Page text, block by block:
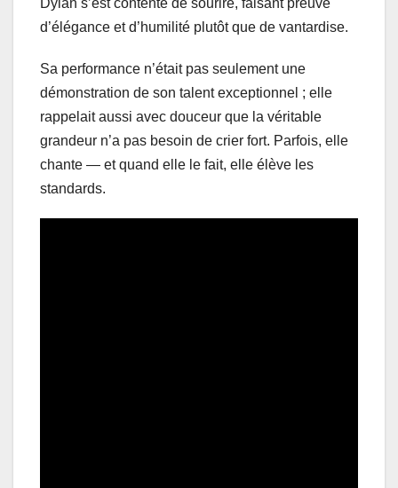
Dylan s’est contenté de sourire, faisant preuve
d’élégance et d’humilité plutôt que de vantardise.
Sa performance n’était pas seulement une
démonstration de son talent exceptionnel ; elle
rappelait aussi avec douceur que la véritable
grandeur n’a pas besoin de crier fort. Parfois, elle
chante — et quand elle le fait, elle élève les
standards.